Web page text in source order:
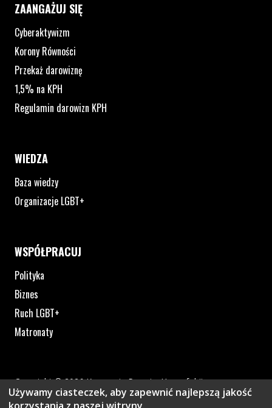
ZAANGAŻUJ SIĘ
Cyberaktywizm
Korony Równości
Przekaż darowiznę
1,5% na KPH
Regulamin darowizn KPH
WIEDZA
Baza wiedzy
Organizacje LGBT+
WSPÓŁPRACUJ
Polityka
Biznes
Ruch LGBT+
Matronaty
Copyright © 2026 Kampania Przeciw Homofobii
Polityka prywatności
Używamy ciasteczek, aby zapewnić najlepszą jakość